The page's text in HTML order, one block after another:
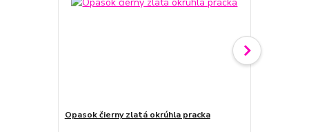
Opasok čierny zlatá okrúhla pracka